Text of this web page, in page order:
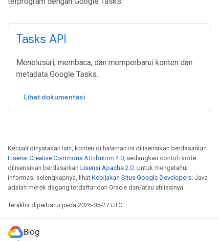
Tasks API
Menelusuri, membaca, dan memperbarui konten dan
metadata Google Tasks.
Lihat dokumentasi
Kecuali dinyatakan lain, konten di halaman ini dilisensikan berdasarkan
Lisensi Creative Commons Attribution 4.0, sedangkan contoh kode
dilisensikan berdasarkan Lisensi Apache 2.0. Untuk mengetahui
informasi selengkapnya, lihat Kebijakan Situs Google Developers. Java
adalah merek dagang terdaftar dari Oracle dan/atau afiliasinya.
Terakhir diperbarui pada 2026-05-27 UTC.
Blog